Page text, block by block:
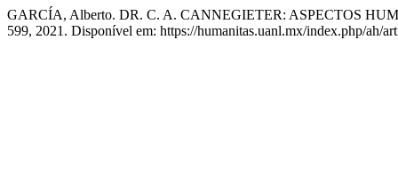
GARCÍA, Alberto. DR. C. A. CANNEGIETER: ASPECTOS
599, 2021. Disponível em: https://humanitas.uanl.mx/index.php/ah/